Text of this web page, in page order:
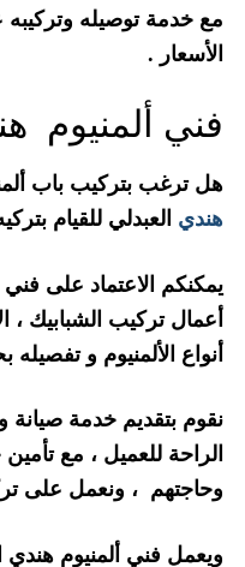
مع خدمة توصيله
الأسعار .
فني ألمنيوم
هل ترغب بتركيب باب
هندي العبدلي للقيام
يمكنكم الاعتماد على فني
أعمال تركيب الشبابيك ،
أنواع الألمنيوم و
نقوم بتقديم خدمة صيانة و
الراحة للعميل ، مع
وحاجتهم ، ونعمل على
ويعمل فني ألمنيوم هندي